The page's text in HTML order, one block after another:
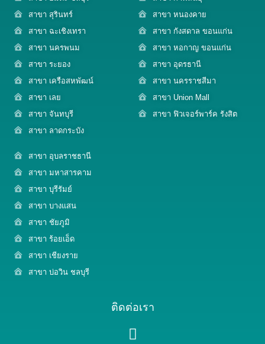
สาขา สุรินทร์
สาขา ฉะเชิงเทรา
สาขา นครพนม
สาขา ระยอง
สาขา เครือสหพัฒน์
สาขา เลย
สาขา จันทบุรี
สาขา ลาดกระบัง
สาขา หนองคาย
สาขา กังสดาล ขอนแก่น
สาขา หอกาญ ขอนแก่น
สาขา อุดรธานี
สาขา นครราชสีมา
สาขา Union Mall
สาขา ฟิวเจอร์พาร์ค รังสิต
สาขา อุบลราชธานี
สาขา มหาสารคาม
สาขา บุรีรัมย์
สาขา บางแสน
สาขา ชัยภูมิ
สาขา ร้อยเอ็ด
สาขา เชียงราย
สาขา บ่อวิน ชลบุรี
ติดต่อเรา